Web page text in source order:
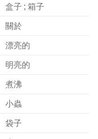
盒子 ; 箱子
關於
漂亮的
明亮的
煮沸
小蟲
袋子